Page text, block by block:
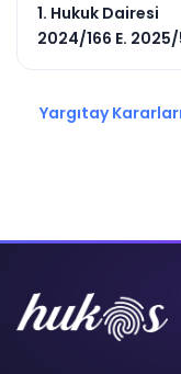
1. Hukuk Dairesi
2024/166 E.
Yargıtay Kararları